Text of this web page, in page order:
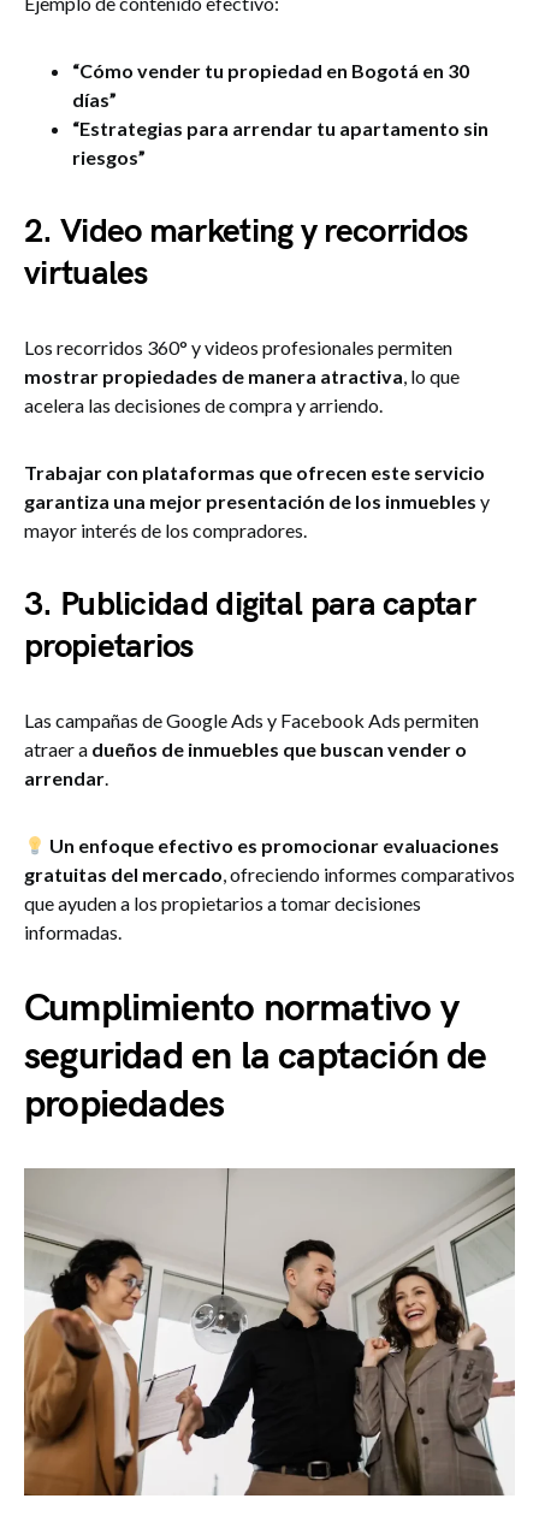
“Cómo vender tu propiedad en Bogotá en 30
días”
“Estrategias para arrendar tu apartamento sin
riesgos”
2. Video marketing y recorridos
virtuales
Los recorridos 360° y videos profesionales permiten
mostrar propiedades de manera atractiva, lo que
acelera las decisiones de compra y arriendo.
Trabajar con plataformas que ofrecen este servicio
garantiza una mejor presentación de los inmuebles y
mayor interés de los compradores.
3. Publicidad digital para captar
propietarios
Las campañas de Google Ads y Facebook Ads permiten
atraer a dueños de inmuebles que buscan vender o
arrendar.
Un enfoque efectivo es promocionar evaluaciones
gratuitas del mercado, ofreciendo informes comparativos
que ayuden a los propietarios a tomar decisiones
informadas.
Cumplimiento normativo y
seguridad en la captación de
propiedades